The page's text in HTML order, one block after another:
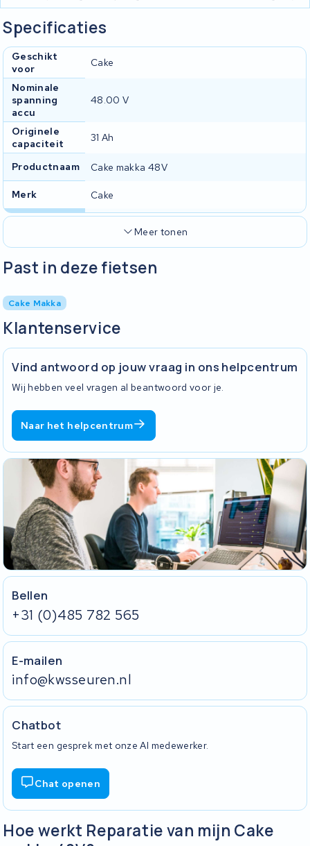
Specificaties
Geschikt
voor
Cake
Nominale
spanning
accu
48.00 V
Originele
capaciteit
31 Ah
Productnaam Cake makka 48V
Merk Cake
Meer tonen
Past in deze fietsen
Cake Makka
Klantenservice
Vind antwoord op jouw vraag in ons helpcentrum
Wij hebben veel vragen al beantwoord voor je.
Naar het helpcentrum
Bellen
+31 (0)485 782 565
E-mailen
info@kwsseuren.nl
Chatbot
Start een gesprek met onze AI medewerker.
Chat openen
Hoe werkt Reparatie van mijn Cake